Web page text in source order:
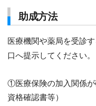
助成方法
医療機関や薬局を受診
口へ提示してください。
①医療保険の加入関係が
資格確認書等）